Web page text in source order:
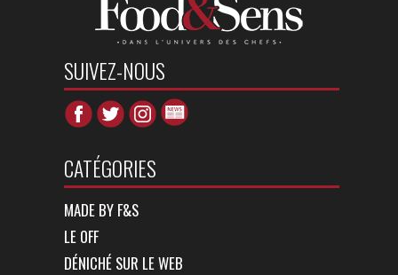
SUIVEZ-NOUS
CATÉGORIES
MADE BY F&S
LE OFF
DÉNICHÉ SUR LE WEB